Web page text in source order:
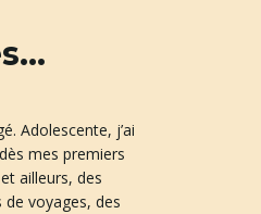
Adolescente, j’ai
mes premiers
ailleurs, des
voyages, des